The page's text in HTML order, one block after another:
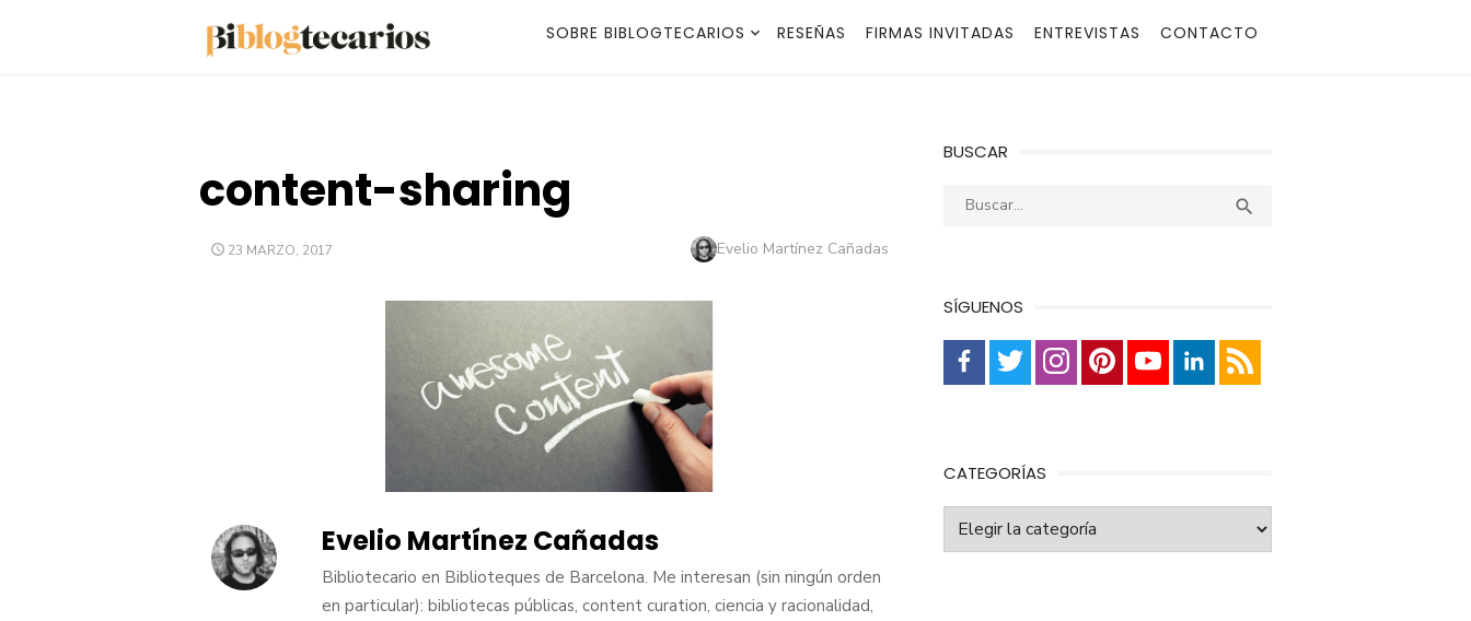
SOBRE BIBLOGTECARIOS RESEÑAS FIRMAS INVITADAS ENTREVISTAS CONTACTO
content-sharing
PUBLICADO
23 MARZO, 2017 Autor
Evelio Martínez Cañadas
Evelio Martínez Cañadas
Bibliotecario en Biblioteques de Barcelona. Me interesan (sin ningún orden
en particular): bibliotecas públicas, content curation, ciencia y racionalidad,
BUSCAR
Buscar: 
SÍGUENOS
CATEGORÍAS